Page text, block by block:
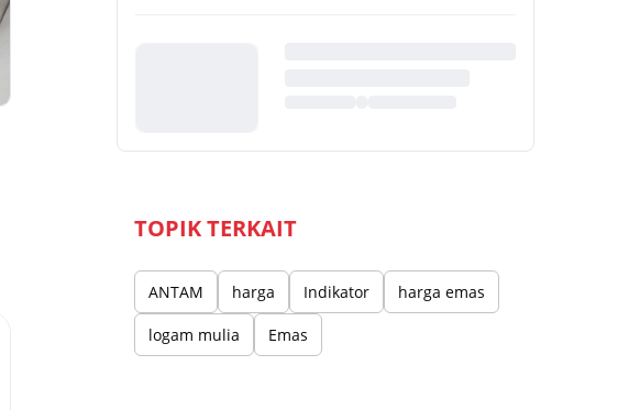
TOPIK TERKAIT
ANTAM harga Indikator harga emas
logam mulia Emas